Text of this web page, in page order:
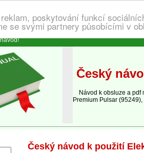
poskytování funkcí
se svými partnery působícími v
Český
Návod k obsluze a pdf
Premium Pulsar
Český návod k použití